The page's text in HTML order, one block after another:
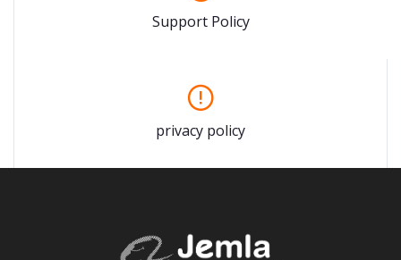
Support Policy
privacy policy